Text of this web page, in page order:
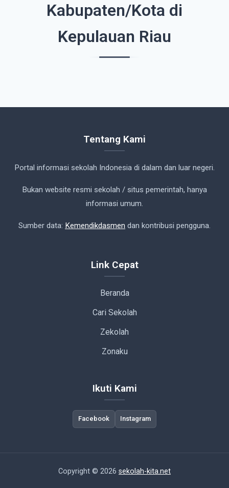
Kabupaten/Kota di
Kepulauan Riau
Tentang Kami
Portal informasi sekolah Indonesia di dalam dan luar negeri.
Bukan website resmi sekolah / situs pemerintah, hanya
informasi umum.
Sumber data: Kemendikdasmen dan kontribusi pengguna.
Link Cepat
Beranda
Cari Sekolah
Zekolah
Zonaku
Ikuti Kami
Facebook Instagram
Copyright © 2026 sekolah-kita.net